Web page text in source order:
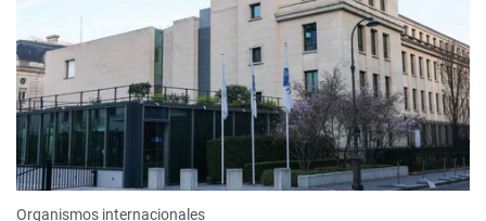
Organismos internacionales